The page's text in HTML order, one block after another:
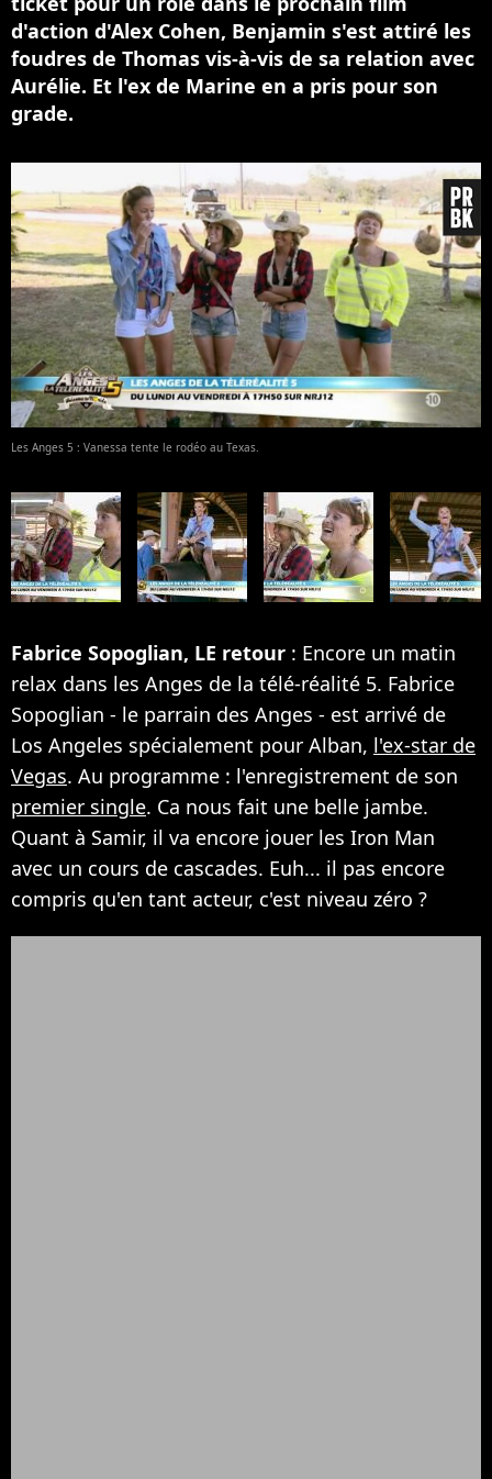
d'action d'Alex Cohen, Benjamin s'est attiré les
foudres de Thomas vis-à-vis de sa relation avec
Aurélie. Et l'ex de Marine en a pris pour son
grade.
Les Anges 5 : Vanessa tente le rodéo au Texas.
Fabrice Sopoglian, LE retour : Encore un matin
relax dans les Anges de la télé-réalité 5. Fabrice
Sopoglian - le parrain des Anges - est arrivé de
Los Angeles spécialement pour Alban, l'ex-star de
Vegas. Au programme : l'enregistrement de son
premier single. Ca nous fait une belle jambe.
Quant à Samir, il va encore jouer les Iron Man
avec un cours de cascades. Euh... il pas encore
compris qu'en tant acteur, c'est niveau zéro ?